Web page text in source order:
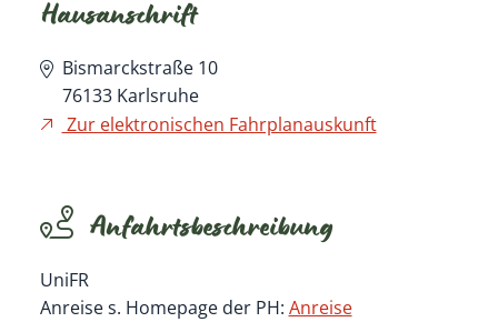
Hausanschrift
Bismarckstraße 10
76133 Karlsruhe
Zur elektronischen Fahrplanauskunft
Anfahrtsbeschreibung
UniFR
Anreise s. Homepage der PH: Anreise